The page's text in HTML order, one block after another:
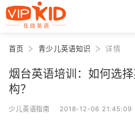
首页 青少儿英语知识 详情
烟台英语培训：如何选
构？
少儿英语指南 2018-12-06 21:45:09